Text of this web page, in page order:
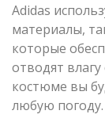
Adidas
материалы,
которые
отводят
костюме вы
любую погоду.